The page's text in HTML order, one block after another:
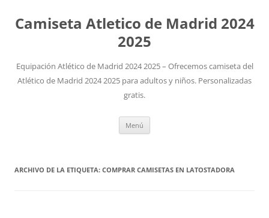
Camiseta Atletico de Madrid 2024
2025
Equipación Atlético de Madrid 2024 2025 – Ofrecemos camiseta del
Atlético de Madrid 2024 2025 para adultos y niños. Personalizadas
gratis.
Menú
ARCHIVO DE LA ETIQUETA: COMPRAR CAMISETAS EN LATOSTADORA